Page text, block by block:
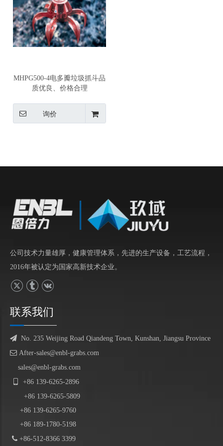
MHPG500-4电多瓣垃圾抓斗品
质优良、价格合理
询价
公司技术力量雄厚，健康管理体系，先进的生产设备，工艺流程，
2016年被认定为国家高新技术企业。
联系我们
 No. 235 Weijing Road Qiandeng Town, Kunshan, Jiangsu Province
 After-sales@enbl-grabs.com
sales@enbl-grabs.com
+86 139-6265-2896
+86 139-6265-5809
+86 139-6265-9760
+86 189-1780-5198
 +86-512-8366 3399